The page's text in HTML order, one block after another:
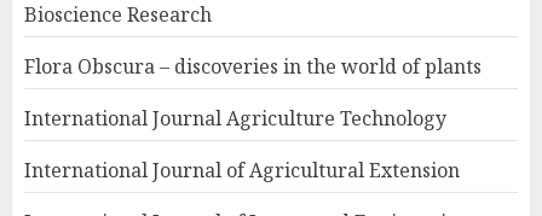
Bioscience Research
Flora Obscura – discoveries in the world of plants
International Journal Agriculture Technology
International Journal of Agricultural Extension